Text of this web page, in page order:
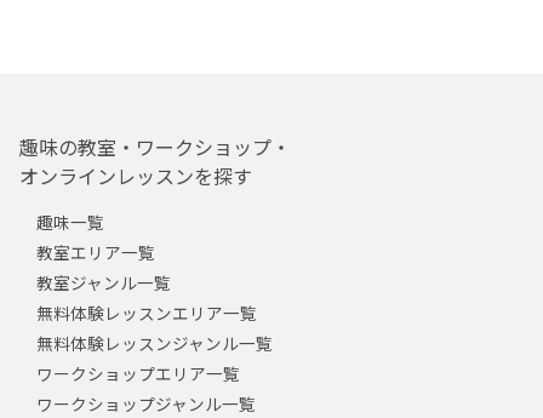
趣味の教室・ワークショップ・
オンラインレッスンを探す
趣味一覧
教室エリア一覧
教室ジャンル一覧
無料体験レッスンエリア一覧
無料体験レッスンジャンル一覧
ワークショップエリア一覧
ワークショップジャンル一覧